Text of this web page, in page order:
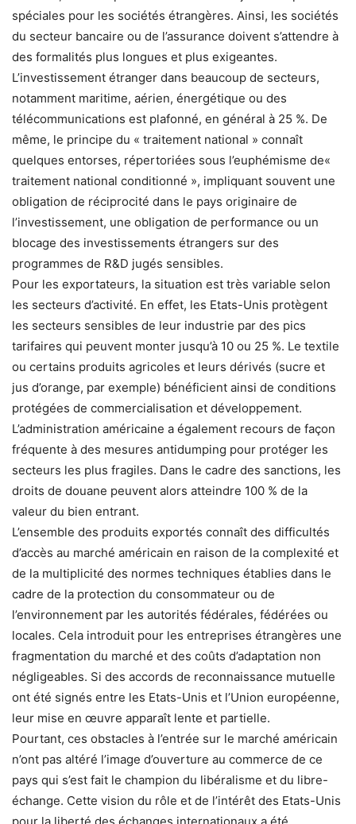
spéciales pour les sociétés étrangères. Ainsi, les sociétés
du secteur bancaire ou de l’assurance doivent s’attendre à
des formalités plus longues et plus exigeantes.
L’investissement étranger dans beaucoup de secteurs,
notamment maritime, aérien, énergétique ou des
télécommunications est plafonné, en général à 25 %. De
même, le principe du « traitement national » connaît
quelques entorses, répertoriées sous l’euphémisme de«
traitement national conditionné », impliquant souvent une
obligation de réciprocité dans le pays originaire de
l’investissement, une obli­gation de performance ou un
blocage des investissements étrangers sur des
programmes de R&D jugés sensibles.
Pour les exportateurs, la situation est très variable selon
les secteurs d’activité. En effet, les Etats-Unis protègent
les secteurs sensibles de leur industrie par des pics
tarifaires qui peuvent monter jusqu’à 10 ou 25 %. Le textile
ou certains produits agricoles et leurs dérivés (sucre et
jus d’orange, par exemple) bénéficient ainsi de conditions
protégées de commercialisation et développement.
L’administration américaine a également recours de façon
fréquente à des mesures antidumping pour protéger les
secteurs les plus fragiles. Dans le cadre des sanctions, les
droits de douane peuvent alors atteindre 100 % de la
valeur du bien entrant.
L’ensemble des produits exportés connaît des difficultés
d’accès au marché américain en raison de la complexité et
de la multiplicité des normes techniques établies dans le
cadre de la protection du consommateur ou de
l’environnement par les autorités fédérales, fédérées ou
locales. Cela introduit pour les entreprises étrangères une
fragmentation du marché et des coûts d’adaptation non
négligeables. Si des accords de reconnaissance mutuelle
ont été signés entre les Etats-Unis et l’Union européenne,
leur mise en œuvre apparaît lente et partielle.
Pourtant, ces obstacles à l’entrée sur le marché américain
n’ont pas altéré l’image d’ouverture au commerce de ce
pays qui s’est fait le champion du libéralisme et du libre-
échange. Cette vision du rôle et de l’intérêt des Etats-Unis